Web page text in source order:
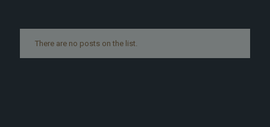
There are no posts on the list.